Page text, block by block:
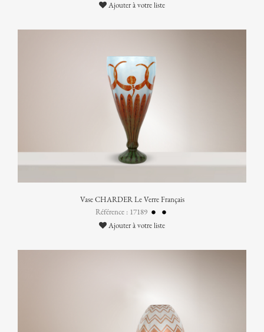
Ajouter à votre liste
Vase CHARDER Le Verre Français
Référence : 17189
Ajouter à votre liste